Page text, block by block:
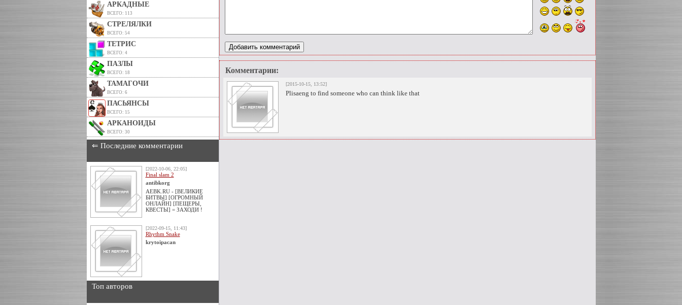
АРКАДНЫЕ
ВСЕГО: 113
СТРЕЛЯЛКИ
ВСЕГО: 54
ТЕТРИС
ВСЕГО: 4
ПАЗЛЫ
ВСЕГО: 18
ТАМАГОЧИ
ВСЕГО: 6
ПАСЬЯНСЫ
ВСЕГО: 15
АРКАНОИДЫ
ВСЕГО: 30
⇐ Последние комментарии
[2022-10-06, 22:05]
Final slam 2
antibkorg
AEBK.RU - [ВЕЛИКИЕ
БИТВЫ] [ОГРОМНЫЙ
ОНЛАЙН] [ПЕЩЕРЫ,
КВЕСТЫ] = ЗАХОДИ !
[2022-09-15, 11:43]
Rhythm Snake
krytoipacan
Топ авторов
Комментарии:
[2015-10-15, 13:52]
Plisaeng to find someone who can think like that